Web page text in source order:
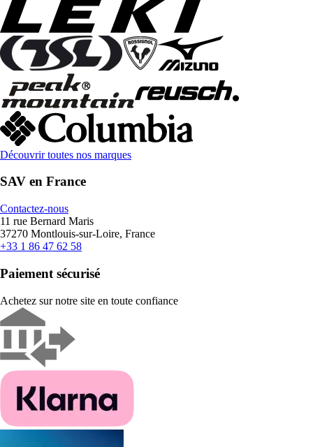
Découvrir toutes nos marques
SAV en France
Contactez-nous
11 rue Bernard Maris
37270 Montlouis-sur-Loire, France
+33 1 86 47 62 58
Paiement sécurisé
Achetez sur notre site en toute confiance